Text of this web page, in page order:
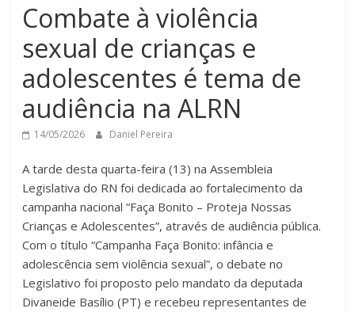
Combate à violência
sexual de crianças e
adolescentes é tema de
audiência na ALRN
14/05/2026 Daniel Pereira
A tarde desta quarta-feira (13) na Assembleia
Legislativa do RN foi dedicada ao fortalecimento da
campanha nacional “Faça Bonito – Proteja Nossas
Crianças e Adolescentes”, através de audiência pública.
Com o título “Campanha Faça Bonito: infância e
adolescência sem violência sexual”, o debate no
Legislativo foi proposto pelo mandato da deputada
Divaneide Basílio (PT) e recebeu representantes de